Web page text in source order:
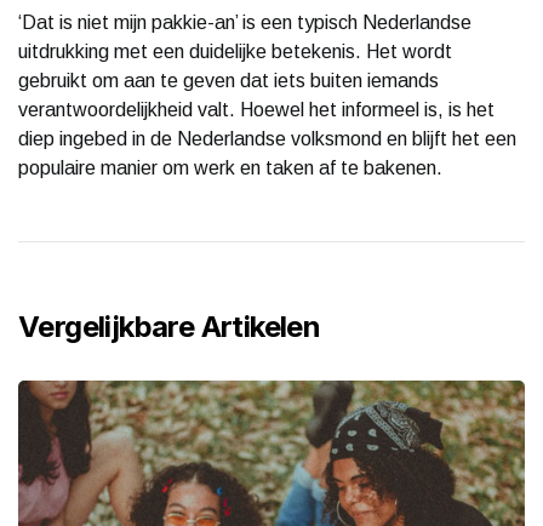
‘Dat is niet mijn pakkie-an’ is een typisch Nederlandse
uitdrukking met een duidelijke betekenis. Het wordt
gebruikt om aan te geven dat iets buiten iemands
verantwoordelijkheid valt. Hoewel het informeel is, is het
diep ingebed in de Nederlandse volksmond en blijft het een
populaire manier om werk en taken af te bakenen.
Vergelijkbare Artikelen